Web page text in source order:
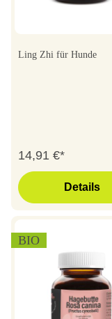
Ling Zhi für Hunde
14,91 €*
Details
BIO